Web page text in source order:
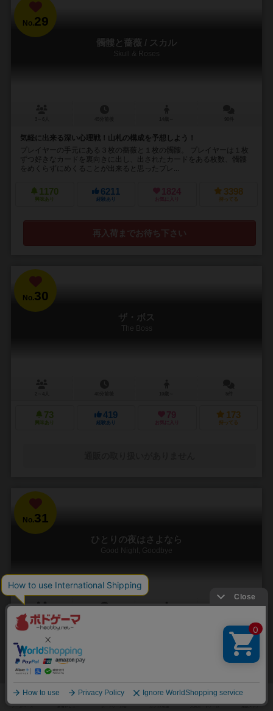
No.29
髑髏と薔薇 / スカル
Skull & Roses
気軽に出来る深い心理戦！山札の構成を予想しよう！
プレイヤーの手元にある３枚の薔薇と１枚の髑髏。 プレイヤーは１枚
ずつ好きなカードを裏向きに出し、出されたカードをある枚数、髑髏
をめくらずにめくることが出来ると思ったプレ...
1170
興味あり
6211
経験あり
1824
お気に入り
3398
持ってる
再入荷までお待ち下さい
No.30
ザ・ボス
The Boss
73
興味あり
419
経験あり
79
お気に入り
173
持ってる
No.31
ひとりの夜はさよなら
Good Night, Goodbye
3～5人
『ひとりの夜はさよなら』は嘘と裏切りが錯綜するブラフゲーム。 プ
レイヤーは3枚のカードから1枚を出し、 多数決をしてポイントの獲得
を目指します。 しかし、多数派だけが良い...
43
興味あり
57
経験あり
14
お気に入り
65
持ってる